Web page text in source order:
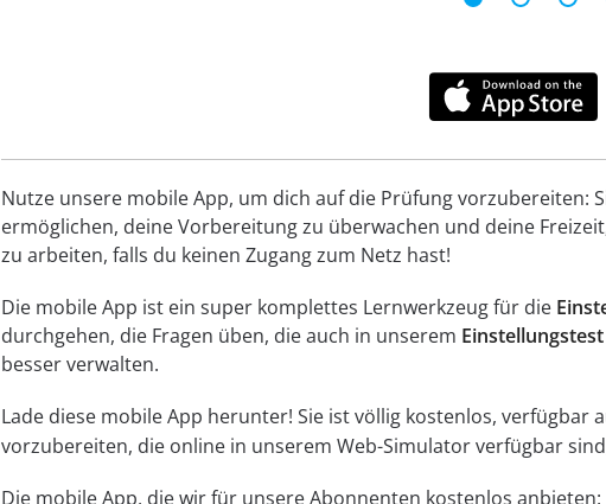
Nutze unsere mobile App, um dich auf die Prüfung vorzubereiten:
ermöglichen, deine Vorbereitung zu überwachen und deine
zu arbeiten, falls du keinen Zugang zum Netz hast!
Die mobile App ist ein super komplettes Lernwerkzeug für die
durchgehen, die Fragen üben, die auch in unserem
besser verwalten.
Lade diese mobile App herunter! Sie ist völlig kostenlos, verfügbar
vorzubereiten, die online in unserem Web-Simulator verfügbar
Die mobile App, die wir für unsere Abonnenten kostenlos anbieten: